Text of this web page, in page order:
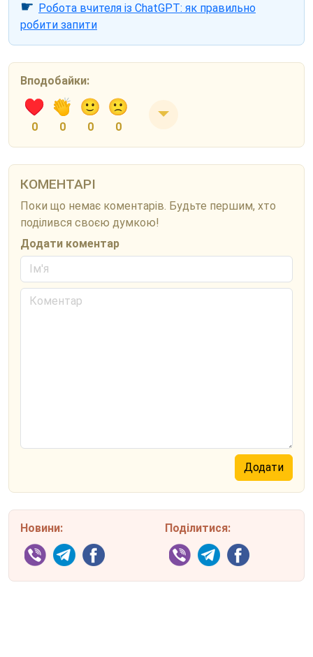
☛ Робота вчителя із ChatGPT: як правильно
робити запити
Вподобайки:
0 0 0 0
КОМЕНТАРІ
Поки що немає коментарів. Будьте першим, хто
поділився своєю думкою!
Додати коментар
Новини: Поділитися: